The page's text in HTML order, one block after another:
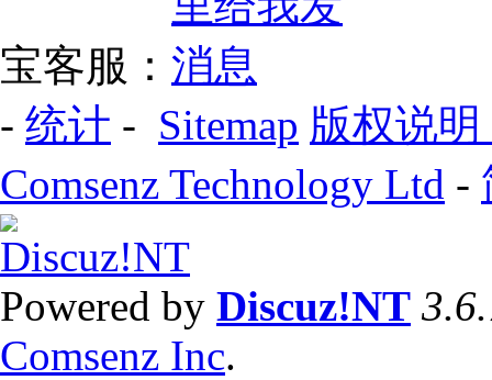
宝客服：
- 统计 - Sitemap 版权说明
Comsenz Technology Ltd -
Powered by Discuz!NT
Comsenz Inc.